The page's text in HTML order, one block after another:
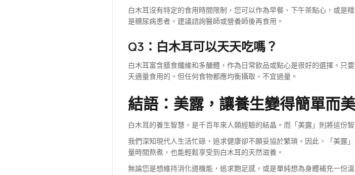
白木耳沒有特定的食用時間限制，您可以作為早餐、下午茶點心，或是
是糖尿病患者，建議諮詢醫師或營養師後再食用。
Q3：白木耳可以天天吃嗎？
白木耳富含膳食纖維和多醣體，作為日常飲品或點心是很好的選擇。只
天適量食用的。但任何食物都應均衡攝取，不宜過量。
結語：美露，讓養生變得簡單而
白木耳的養生智慧，是千百年來人類經驗的結晶。而「美露」則將這份
我們深知現代人生活忙碌，追求健康卻不願妥協於繁瑣。因此，「美露
量時間熬煮，也能輕鬆享受到白木耳的天然滋養。
無論您是想維持消化道機能，追求飽足感，或是單純想為身體補充一份